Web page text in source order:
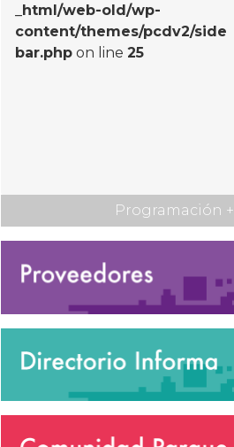
_html/web-old/wp-
content/themes/pcdv2/side
bar.php on line25
Programación +